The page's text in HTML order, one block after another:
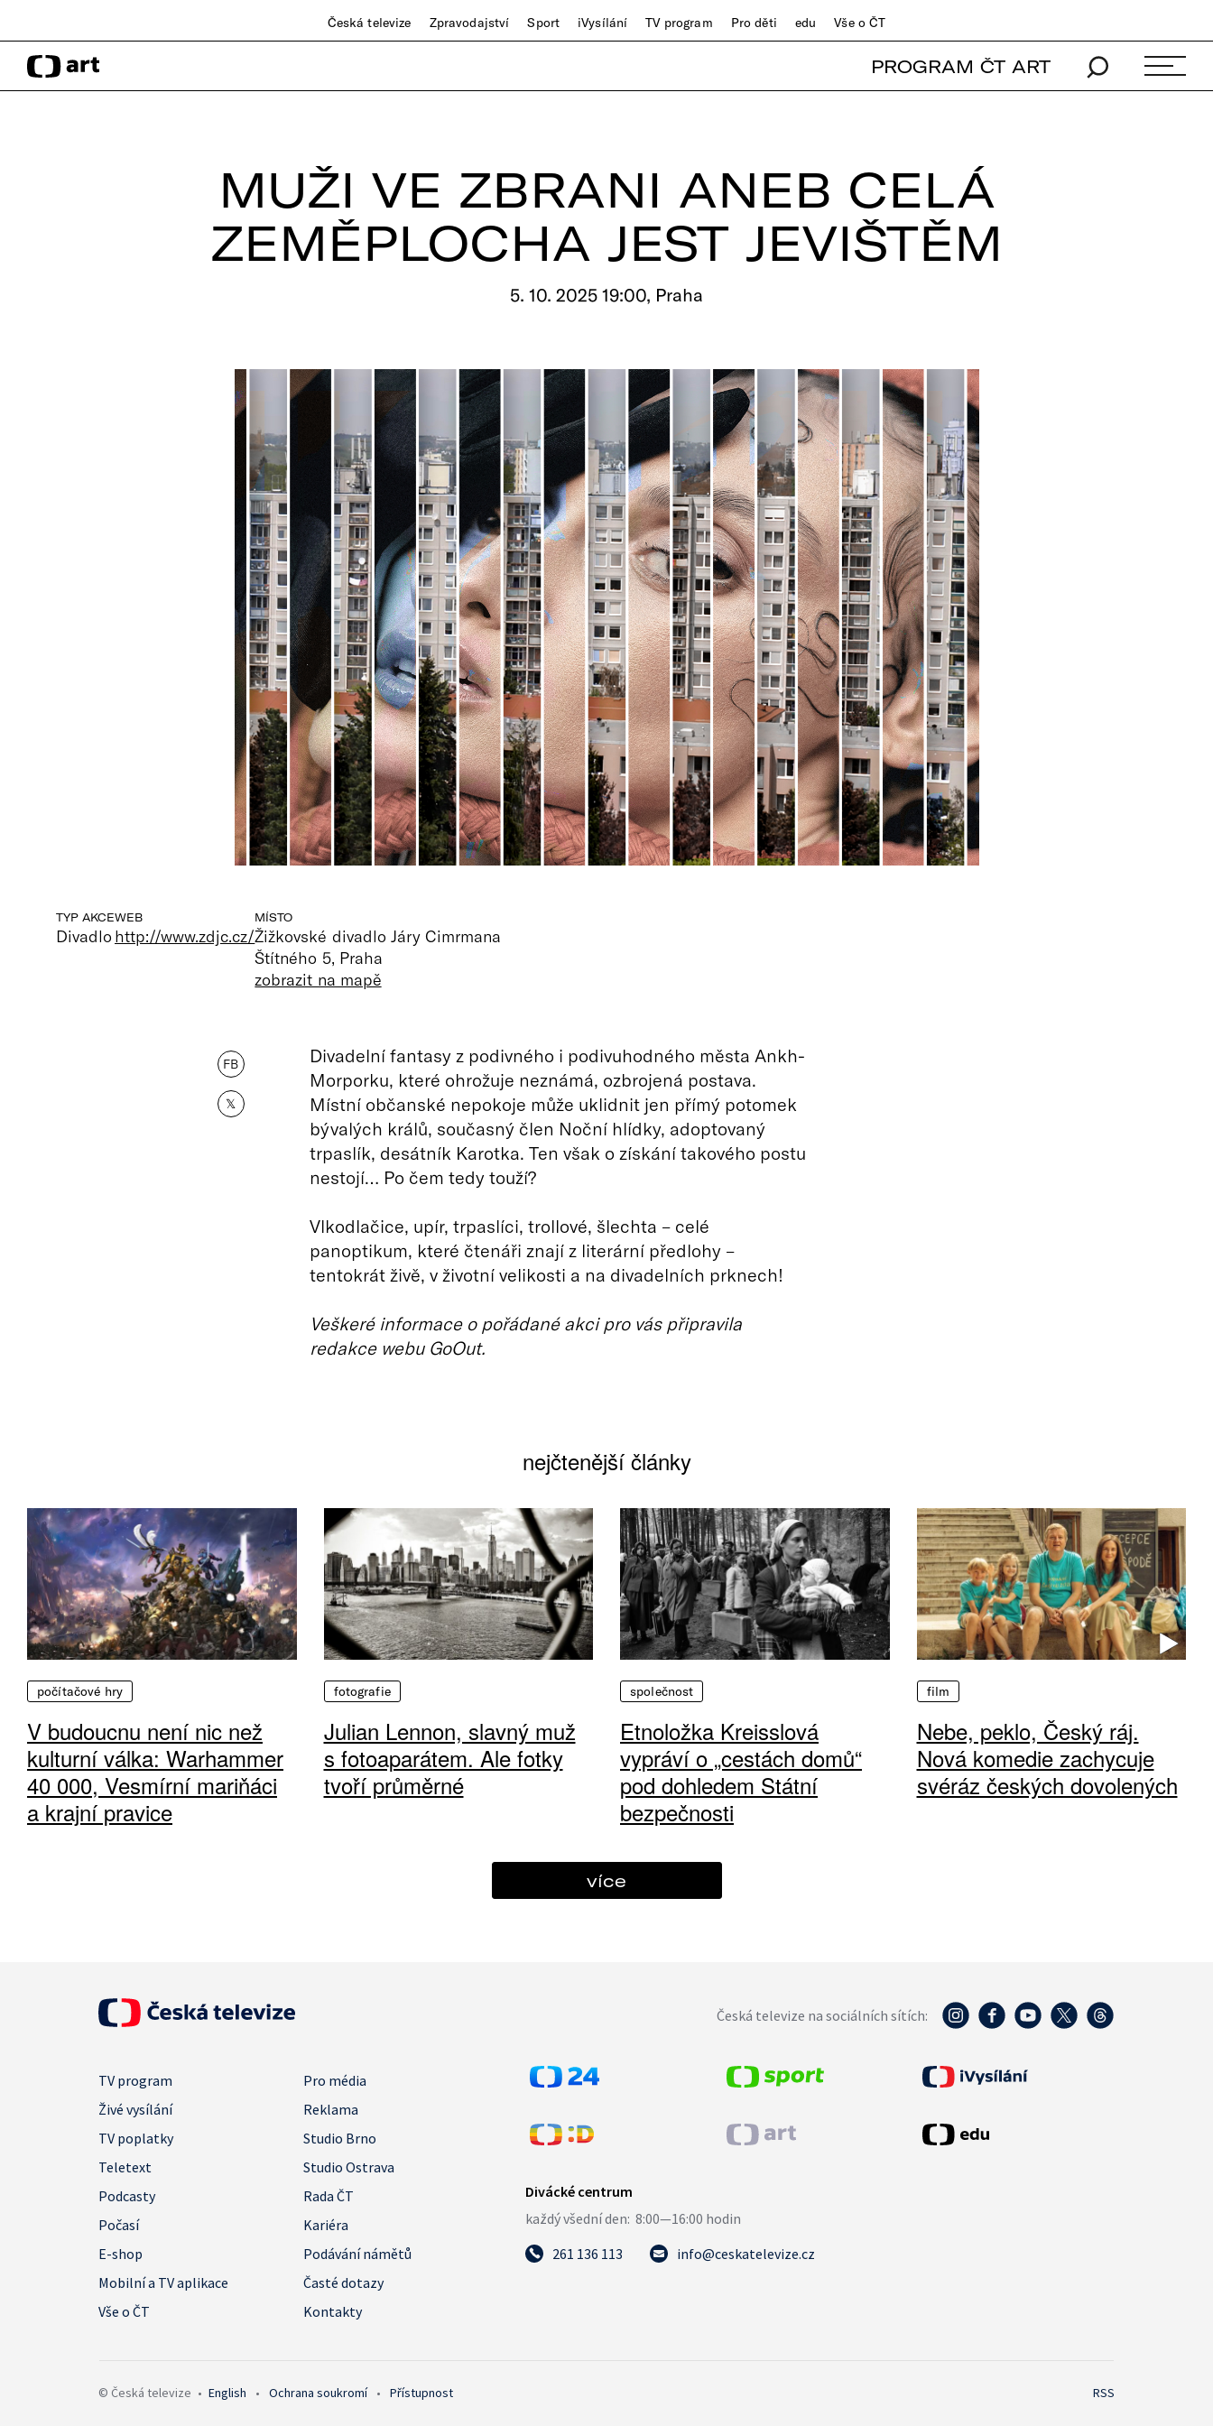
Česká televize Zpravodajství Sport iVysílání TV program Pro děti edu Vše o ČT
PROGRAM ČT ART
MUŽI VE ZBRANI ANEB CELÁ
ZEMĚPLOCHA JEST JEVIŠTĚM
5. 10. 2025 19:00, Praha
TYP AKCE
Divadlo
WEB
http://www.zdjc.cz/
MÍSTO
Žižkovské divadlo Járy Cimrmana
Štítného 5, Praha
zobrazit na mapě
FB
𝕏
Divadelní fantasy z podivného i podivuhodného města Ankh-
Morporku, které ohrožuje neznámá, ozbrojená postava.
Místní občanské nepokoje může uklidnit jen přímý potomek
bývalých králů, současný člen Noční hlídky, adoptovaný
trpaslík, desátník Karotka. Ten však o získání takového postu
nestojí… Po čem tedy touží?
Vlkodlačice, upír, trpaslíci, trollové, šlechta – celé
panoptikum, které čtenáři znají z literární předlohy –
tentokrát živě, v životní velikosti a na divadelních prknech!
Veškeré informace o pořádané akci pro vás připravila
redakce webu GoOut.
nejčtenější články
počítačové hry
V budoucnu není nic než
kulturní válka: Warhammer
40 000, Vesmírní mariňáci
a krajní pravice
fotografie
Julian Lennon, slavný muž
s fotoaparátem. Ale fotky
tvoří průměrné
společnost
Etnoložka Kreisslová
vypráví o „cestách domů“
pod dohledem Státní
bezpečnosti
film
Nebe, peklo, Český ráj.
Nová komedie zachycuje
svéráz českých dovolených
více
Česká televize na sociálních sítích:
TV program
Pro média
Živé vysílání
Reklama
TV poplatky
Studio Brno
Teletext
Studio Ostrava
Podcasty
Rada ČT
Počasí
Kariéra
E-shop
Podávání námětů
Mobilní a TV aplikace
Časté dotazy
Vše o ČT
Kontakty
261 136 113 info@ceskatelevize.cz
© Česká televize • English • Ochrana soukromí • Přístupnost RSS